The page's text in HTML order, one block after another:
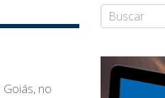
no